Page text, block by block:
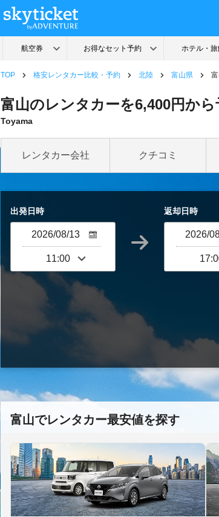
TOP 格安レンタカー比較・予約 北陸 富山県
富山のレンタカーを6,400円から
Toyama
レンタカー会社 クチコミ
出発日時 返却日時
富山でレンタカー最安値を探す